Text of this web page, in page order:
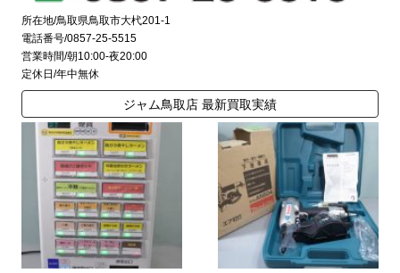
所在地/鳥取県鳥取市大杙201-1
電話番号/0857-25-5515
営業時間/朝10:00-夜20:00
定休日/年中無休
ジャム鳥取店 最新買取実績